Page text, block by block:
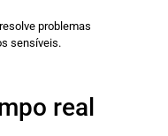
problemas
sensíveis.
real